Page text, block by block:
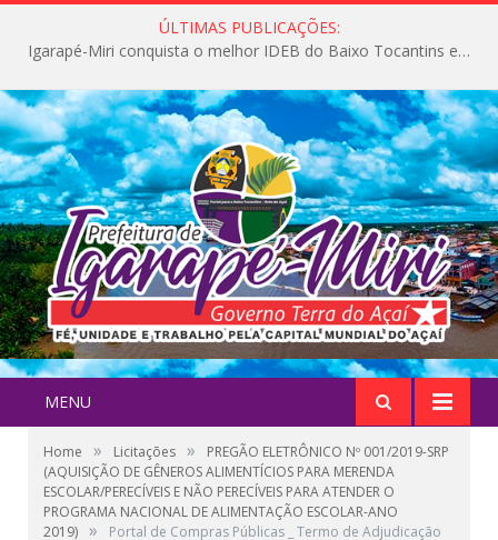
ÚLTIMAS PUBLICAÇÕES:
Igarapé-Miri conquista o melhor IDEB do Baixo Tocantins e avança na qualidade da educação pública
MENU
Home » Licitações »
PREGÃO ELETRÔNICO Nº 001/2019-SRP
(AQUISIÇÃO DE GÊNEROS ALIMENTÍCIOS PARA MERENDA
ESCOLAR/PERECÍVEIS E NÃO PERECÍVEIS PARA ATENDER O
PROGRAMA NACIONAL DE ALIMENTAÇÃO ESCOLAR-ANO
2019) »
Portal de Compras Públicas _ Termo de Adjudicação